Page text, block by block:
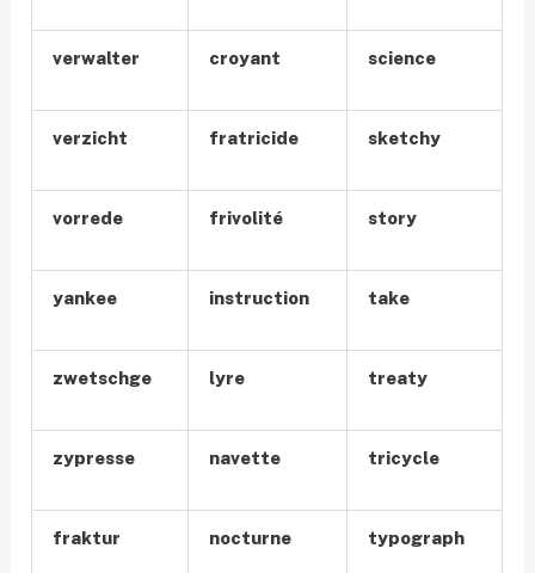
verwalter croyant science
verzicht fratricide sketchy
vorrede frivolité story
yankee instruction take
zwetschge lyre treaty
zypresse navette tricycle
fraktur nocturne typograph